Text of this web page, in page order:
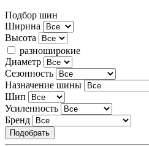
Подбор шин
Ширина
Высота
разноширокие
Диаметр
Сезонность
Назначение шины
Шип
Усиленность
Бренд